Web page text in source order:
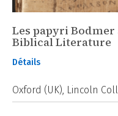
Les papyri Bodmer
Biblical Literature
Détails
Oxford (UK), Lincoln